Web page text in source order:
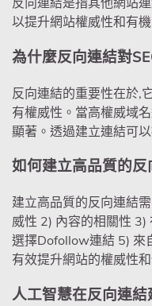
以提升網站權威性和有
為什麼反向連結對
反向連結的重要性在於,
有權威性。當高權威域
顯著。透過建立連結可
如何建立高品質的反
建立高品質的反向連結
威性 2) 內容的相關性
選擇Dofollow連結 5) 來
有效提升網站的權威性
人工智慧在反向連